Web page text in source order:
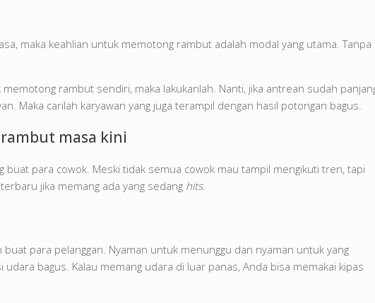
maka keahlian untuk memotong rambut adalah modal yang utama. Tanpa
rambut sendiri, maka lakukanlah. Nanti, jika antrean sudah
Maka carilah karyawan yang juga terampil dengan hasil potongan bagus.
masa kini
buat para cowok. Meski tidak semua cowok mau tampil mengikuti tren, tapi
jika memang ada yang sedang hits.
para pelanggan. Nyaman untuk menunggu dan nyaman untuk yang
bagus. Kalau memang udara di luar panas, Anda bisa memakai kipas